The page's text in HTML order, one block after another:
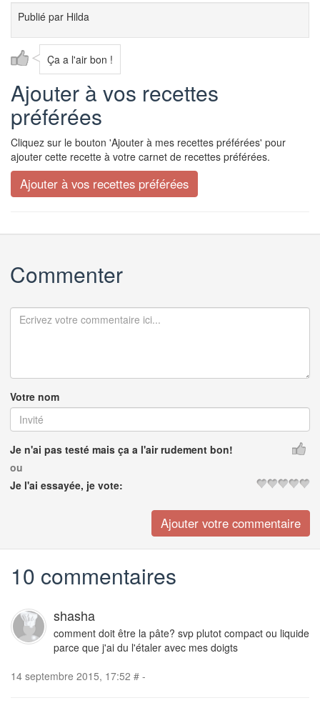
Publié par Hilda
Ça a l'air bon !
Ajouter à vos recettes
préférées
Cliquez sur le bouton 'Ajouter à mes recettes préférées' pour
ajouter cette recette à votre carnet de recettes préférées.
Commenter
Votre nom
Je n'ai pas testé mais ça a l'air rudement bon!
ou
Je l'ai essayée, je vote:
10 commentaires
shasha
comment doit être la pâte? svp plutot compact ou liquide
parce que j'ai du l'étaler avec mes doigts
14 septembre 2015, 17:52 # -